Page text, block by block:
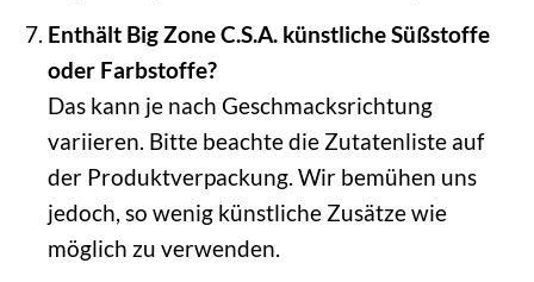
Enthält Big Zone C.S.A. künstliche Süßstoffe
oder Farbstoffe?
Das kann je nach Geschmacksrichtung
variieren. Bitte beachte die Zutatenliste auf
der Produktverpackung. Wir bemühen uns
jedoch, so wenig künstliche Zusätze wie
möglich zu verwenden.